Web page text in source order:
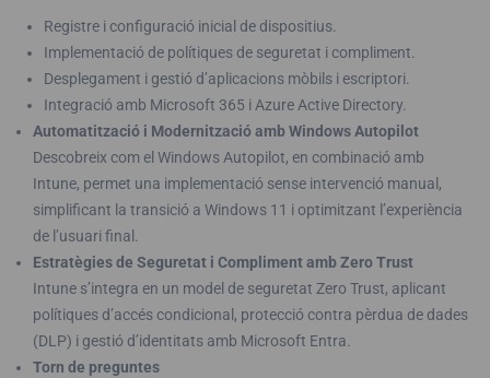
Registre i configuració inicial de dispositius.
Implementació de polítiques de seguretat i compliment.
Desplegament i gestió d’aplicacions mòbils i escriptori.
Integració amb Microsoft 365 i Azure Active Directory.
Automatització i Modernització amb Windows Autopilot
Descobreix com el Windows Autopilot, en combinació amb
Intune, permet una implementació sense intervenció manual,
simplificant la transició a Windows 11 i optimitzant l’experiència
de l’usuari final.
Estratègies de Seguretat i Compliment amb Zero Trust
Intune s’integra en un model de seguretat Zero Trust, aplicant
polítiques d’accés condicional, protecció contra pèrdua de dades
(DLP) i gestió d’identitats amb Microsoft Entra.
Torn de preguntes